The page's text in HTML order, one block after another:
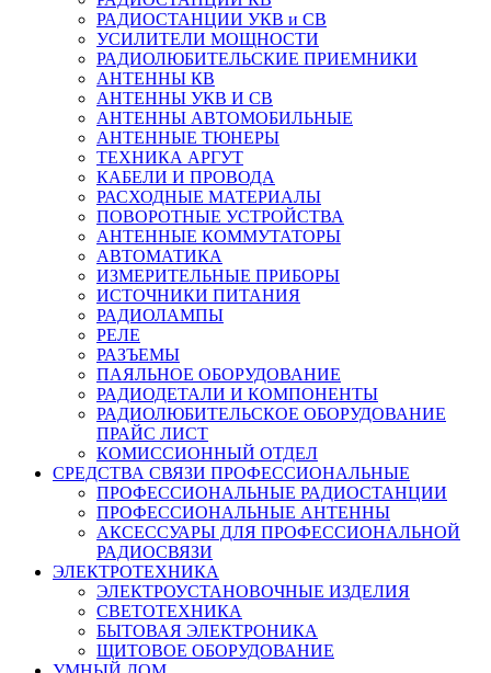
РАДИОСТАНЦИИ УКВ и СВ
УСИЛИТЕЛИ МОЩНОСТИ
РАДИОЛЮБИТЕЛЬСКИЕ ПРИЕМНИКИ
АНТЕННЫ КВ
АНТЕННЫ УКВ И СВ
АНТЕННЫ АВТОМОБИЛЬНЫЕ
АНТЕННЫЕ ТЮНЕРЫ
ТЕХНИКА АРГУТ
КАБЕЛИ И ПРОВОДА
РАСХОДНЫЕ МАТЕРИАЛЫ
ПОВОРОТНЫЕ УСТРОЙСТВА
АНТЕННЫЕ КОММУТАТОРЫ
АВТОМАТИКА
ИЗМЕРИТЕЛЬНЫЕ ПРИБОРЫ
ИСТОЧНИКИ ПИТАНИЯ
РАДИОЛАМПЫ
РЕЛЕ
РАЗЪЕМЫ
ПАЯЛЬНОЕ ОБОРУДОВАНИЕ
РАДИОДЕТАЛИ И КОМПОНЕНТЫ
РАДИОЛЮБИТЕЛЬСКОЕ ОБОРУДОВАНИЕ
ПРАЙС ЛИСТ
КОМИССИОННЫЙ ОТДЕЛ
СРЕДСТВА СВЯЗИ ПРОФЕССИОНАЛЬНЫЕ
ПРОФЕССИОНАЛЬНЫЕ РАДИОСТАНЦИИ
ПРОФЕССИОНАЛЬНЫЕ АНТЕННЫ
АКСЕССУАРЫ ДЛЯ ПРОФЕССИОНАЛЬНОЙ
РАДИОСВЯЗИ
ЭЛЕКТРОТЕХНИКА
ЭЛЕКТРОУСТАНОВОЧНЫЕ ИЗДЕЛИЯ
СВЕТОТЕХНИКА
БЫТОВАЯ ЭЛЕКТРОНИКА
ЩИТОВОЕ ОБОРУДОВАНИЕ